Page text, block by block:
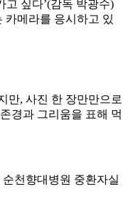
고 싶다’(감독 박광수)
카메라를 응시하고 있
만, 사진 한 장만만으로
경과 그리움을 표해 먹
천향대병원 중환자실